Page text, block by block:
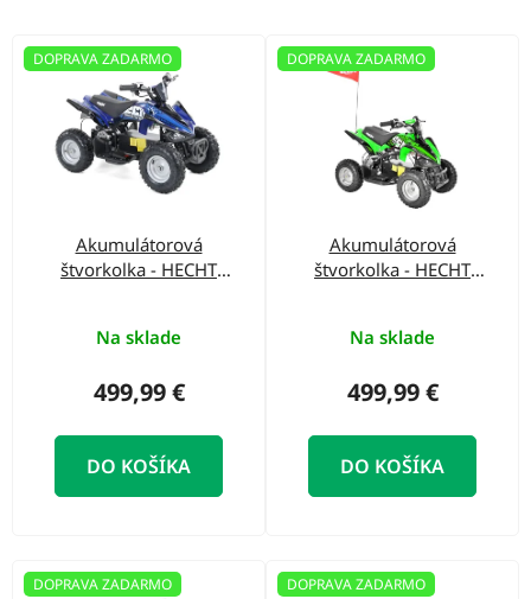
d
u
V
ý
DOPRAVA ZADARMO
Akumulátorová
štvorkolka - HECHT
Na sklade
499,99 €
DO KOŠÍKA
DOPRAVA ZADARMO
Akumulátorová
štvorkolka - HECHT
Na sklade
499,99 €
DO KOŠÍKA
DOPRAVA ZADARMO DOPRAVA ZADARMO